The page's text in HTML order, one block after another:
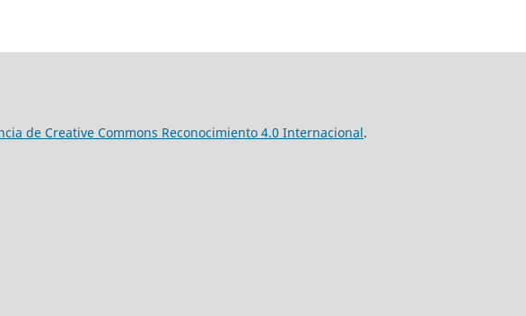
de Creative Commons Reconocimiento 4.0 Internacional.